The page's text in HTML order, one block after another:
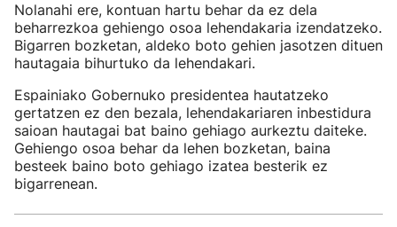
Nolanahi ere, kontuan hartu behar da ez dela
beharrezkoa gehiengo osoa lehendakaria izendatzeko.
Bigarren bozketan, aldeko boto gehien jasotzen dituen
hautagaia bihurtuko da lehendakari.
Espainiako Gobernuko presidentea hautatzeko
gertatzen ez den bezala, lehendakariaren inbestidura
saioan hautagai bat baino gehiago aurkeztu daiteke.
Gehiengo osoa behar da lehen bozketan, baina
besteek baino boto gehiago izatea besterik ez
bigarrenean.